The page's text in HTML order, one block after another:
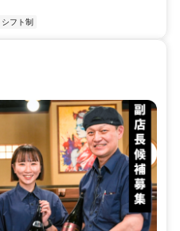
シフト制